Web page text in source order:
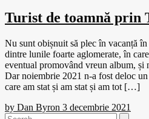
Turist de toamnă prin
Nu sunt obișnuit să plec în vacanță
dintre lunile foarte aglomerate, în
eventual promovând vreun album, și
Dar noiembrie 2021 n-a fost deloc
care am stat și am stat și am tot […]
by Dan Byron 3 decembrie 2021